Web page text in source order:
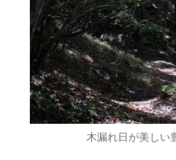
木漏れ日が美しい